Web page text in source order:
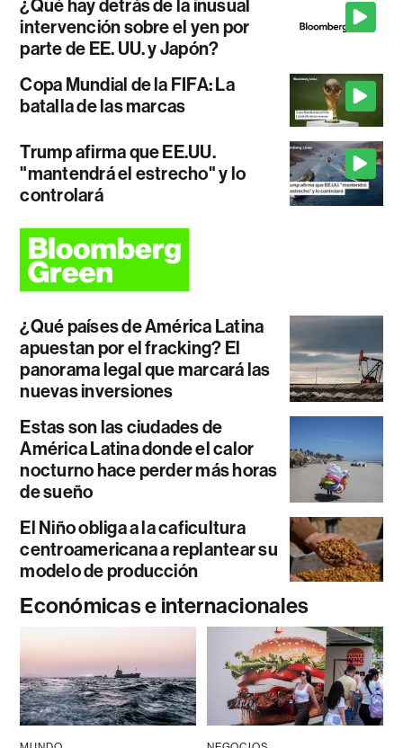
¿Qué hay detrás de la inusual
intervención sobre el yen por
parte de EE. UU. y Japón?
Copa Mundial de la FIFA: La
batalla de las marcas
Trump afirma que EE.UU.
"mantendrá el estrecho" y lo
controlará
¿Qué países de América Latina
apuestan por el fracking? El
panorama legal que marcará las
nuevas inversiones
Estas son las ciudades de
América Latina donde el calor
nocturno hace perder más horas
de sueño
El Niño obliga a la caficultura
centroamericana a replantear su
modelo de producción
Económicas e internacionales